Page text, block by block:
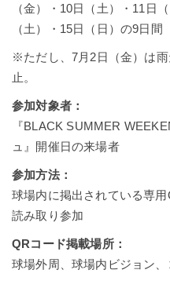
（金）・10日（土）・11日
（土）・15日（日）の9日間
※ただし、7月2日（金）は
止。
参加対象者：
『BLACK SUMMER
ュ』開催日の来場者
参加方法：
球場内に掲出されている専
読み取り参加
QRコード掲載場所：
球場外周、球場内ビジョン